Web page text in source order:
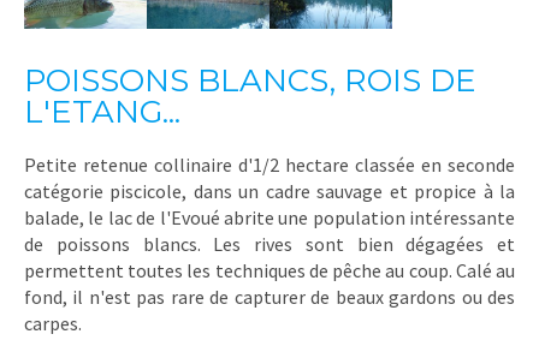
POISSONS BLANCS, ROIS DE
L'ETANG...
Petite retenue collinaire d'1/2 hectare classée en seconde
catégorie piscicole, dans un cadre sauvage et propice à la
balade, le lac de l'Evoué abrite une population intéressante
de poissons blancs. Les rives sont bien dégagées et
permettent toutes les techniques de pêche au coup. Calé au
fond, il n'est pas rare de capturer de beaux gardons ou des
carpes.